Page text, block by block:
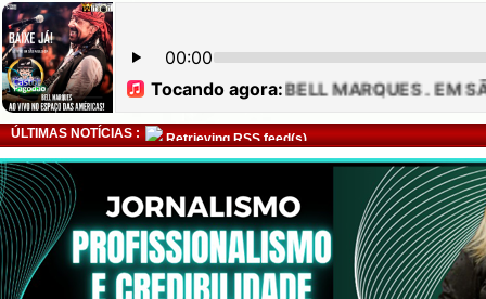
ÚLTIMAS NOTÍCIAS : Retrieving RSS feed(s)